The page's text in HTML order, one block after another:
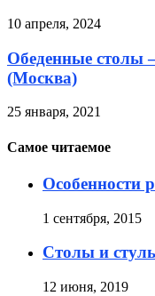
10 апреля, 2024
Обеденные
(Москва)
25 января, 2021
Самое читаемое
Особенности
1 сентября, 2015
Столы и
12 июня, 2019